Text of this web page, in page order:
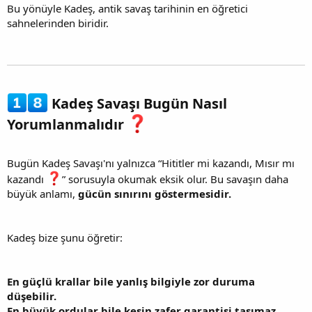
Bu yönüyle Kadeş, antik savaş tarihinin en öğretici
sahnelerinden biridir.
Kadeş Savaşı Bugün Nasıl
Yorumlanmalıdır
Bugün Kadeş Savaşı'nı yalnızca “Hititler mi kazandı, Mısır mı
kazandı
” sorusuyla okumak eksik olur. Bu savaşın daha
büyük anlamı, gücün sınırını göstermesidir.
Kadeş bize şunu öğretir:
En güçlü krallar bile yanlış bilgiyle zor duruma
düşebilir.